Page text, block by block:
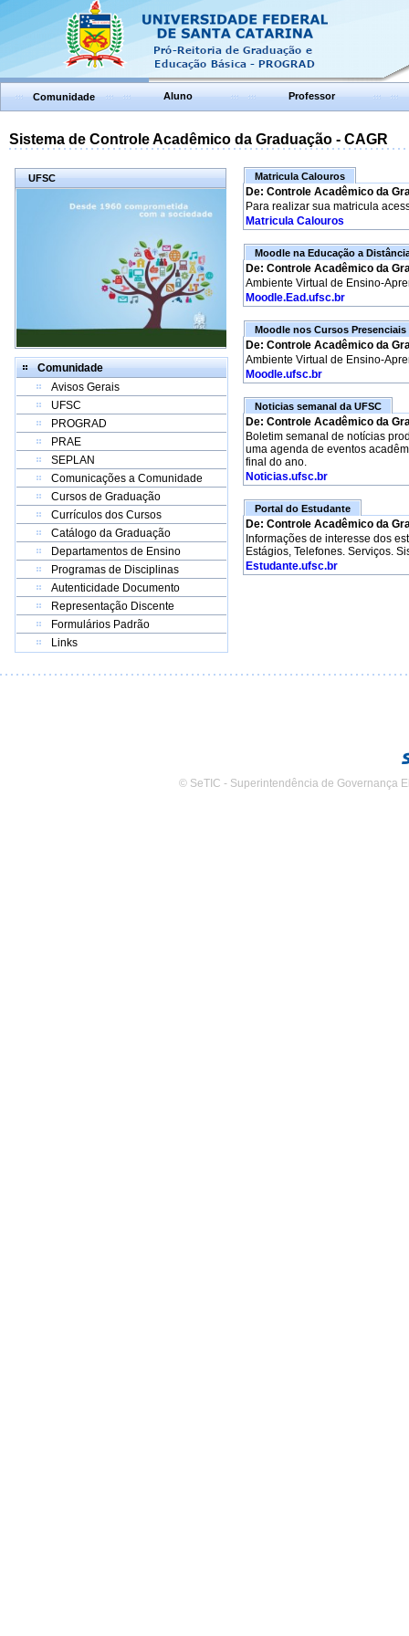
Comunidade Aluno Professor
Sistema de Controle Acadêmico da Graduação - CAGR
UFSC
Comunidade
Avisos Gerais
UFSC
PROGRAD
PRAE
SEPLAN
Comunicações a Comunidade
Cursos de Graduação
Currículos dos Cursos
Catálogo da Graduação
Departamentos de Ensino
Programas de Disciplinas
Autenticidade Documento
Representação Discente
Formulários Padrão
Links
Matricula Calouros
De: Controle Acadêmico da
Para realizar sua matricula
Matricula Calouros
Moodle na Educação a
De: Controle Acadêmico da
Ambiente Virtual de Ensino-
Moodle.Ead.ufsc.br
Moodle nos Cursos Presenciais
De: Controle Acadêmico da
Ambiente Virtual de Ensino-
Moodle.ufsc.br
Noticias semanal da UFSC
De: Controle Acadêmico da
Boletim semanal de notícias
uma agenda de eventos
final do ano.
Noticias.ufsc.br
Portal do Estudante
De: Controle Acadêmico da
Informações de interesse dos
Estágios, Telefones. Serviços.
Estudante.ufsc.br
© SeTIC - Superintendência de Governança